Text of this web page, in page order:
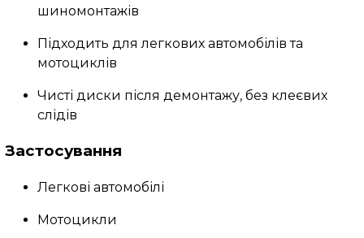
шиномонтажів
Підходить для легкових автомобілів та
мотоциклів
Чисті диски після демонтажу, без клеєвих
слідів
Застосування
Легкові автомобілі
Мотоцикли